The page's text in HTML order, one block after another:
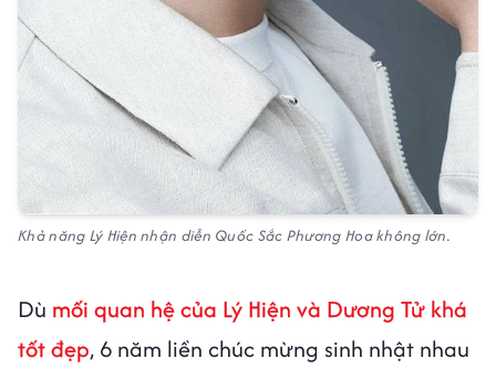
Khả năng Lý Hiện nhận diễn Quốc Sắc Phương Hoa không lớn.
Dù mối quan hệ của Lý Hiện và Dương Tử khá
tốt đẹp, 6 năm liền chúc mừng sinh nhật nhau